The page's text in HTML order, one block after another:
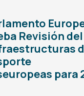
Revisión
para